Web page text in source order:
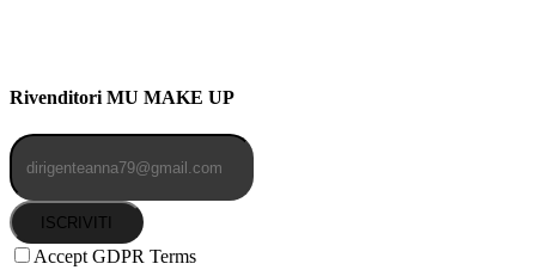
Rivenditori MU MAKE UP
ISCRIVITI
Accept GDPR Terms